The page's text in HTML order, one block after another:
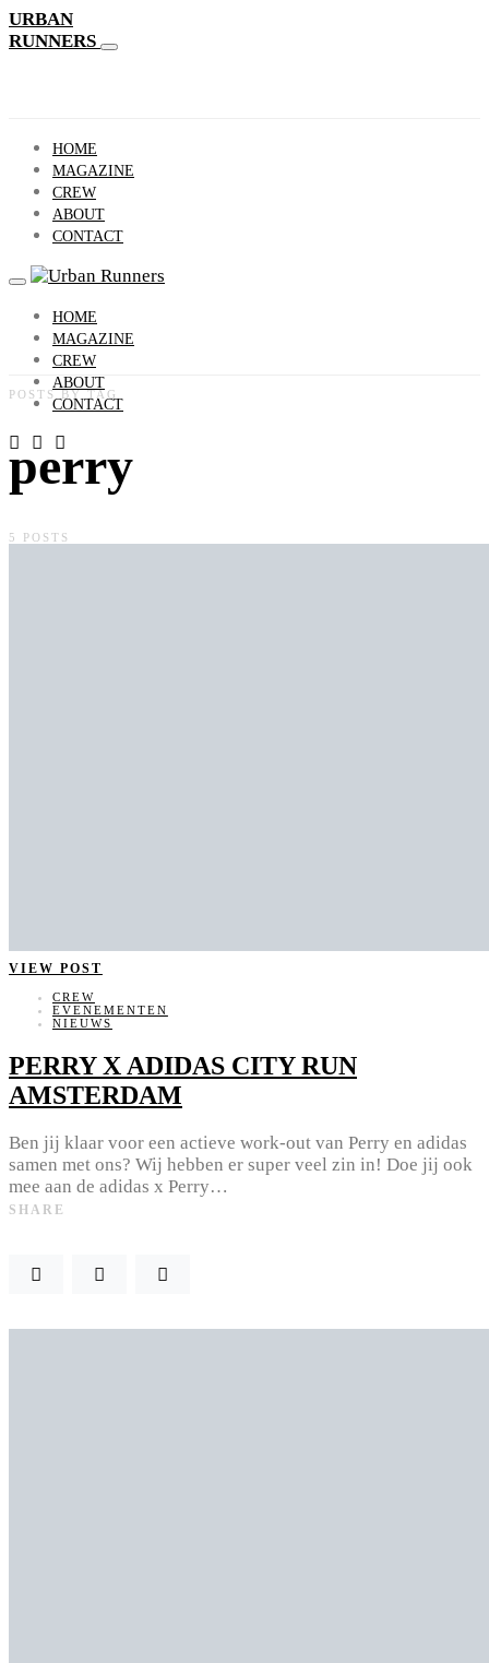
URBAN
RUNNERS
HOME
MAGAZINE
CREW
ABOUT
CONTACT
HOME
MAGAZINE
CREW
ABOUT
CONTACT
POSTS BY TAG
perry
5 POSTS
VIEW POST
CREW
EVENEMENTEN
NIEUWS
PERRY X ADIDAS CITY RUN
AMSTERDAM
Ben jij klaar voor een actieve work-out van Perry en adidas
samen met ons? Wij hebben er super veel zin in! Doe jij ook
mee aan de adidas x Perry…
SHARE